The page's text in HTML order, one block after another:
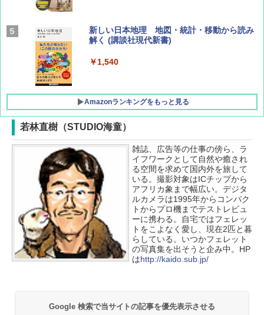
BE-PAL(ビ-パル) 2026年 9 月号【特別付録:
SOTO ミニマル"旅"財布 ランダム2種】
￥1,500
新しい日本地理 地図・統計・移動から読み
解く (講談社現代新書)
￥1,540
Amazonランキングをもっと見る
[キャンパーズコレクション 山善] ポップアッ
プテント 傘みたいに広げて畳める パッとサ
ッとサンシェード キューブ フルクローズ メ
ッシュ 簡単設置 ワンタッチテント キャンプ
&ハイキング カーキ PATC-150(KH)
￥6,832
PYKES PEAK (パイクスピーク) 着替えテン
ト プライバシー テント 【中が透けない】 1
人用 折りたたみ 防災グッズ 災害用トイレ ビ
￥-
GRANDOOR ステンレス保冷剤 2個セット 2
026リニューアル 急速冷凍 空間倍増 衛生的
コンパクト 保冷力長持ち
￥2,980
ポインターライト 強力 小型 緑色/赤色/青紫色
USB充電式 高精度 超長距離照射 長時間使用
可能 安全ロック付き 高安全性 金属製耐久 コ
ンパクト多機能設計 持ち運び便利 アウトド
ア/オフィス/教育現場/展示会用 緑
若林直樹（STUDIO海童）
雑誌、広告等の仕事の傍ら、ラ
イフワークとして自然や癒され
る空間を求めて国内外を旅して
いる。撮影対象はICチップから
アフリカ象まで幅広い。デジタ
ルカメラは1995年からコンパク
トからプロ機までテストレビュ
ーに携わる。自宅ではフェレッ
トをこよなく愛し、現在2匹と暮
らしている。いつかフェレット
の写真集を出そうと企み中。HP
はhttp://kaido.sub.jp/
Google 検索で当サイトの記事を優先表示させる